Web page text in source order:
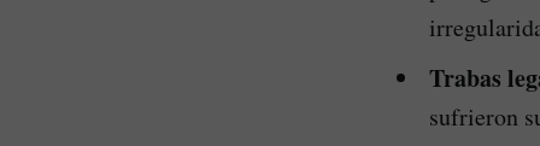
Trabas
sufrieron